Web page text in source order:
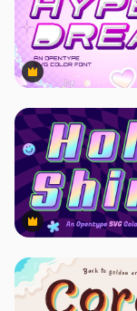
Premium
Premium